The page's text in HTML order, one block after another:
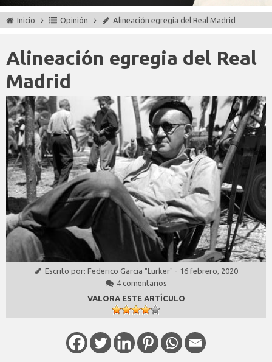
Inicio Opinión Alineación egregia del Real Madrid
Alineación egregia del Real
Madrid
Escrito por: Federico Garcia "Lurker" - 16 febrero, 2020
4 comentarios
VALORA ESTE ARTÍCULO